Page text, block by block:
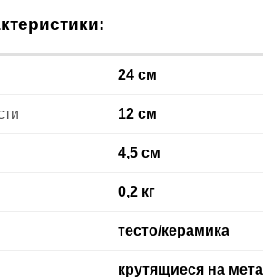
24 см
12 см
4,5 см
0,2 кг
тесто/керамика
крутящиеся на